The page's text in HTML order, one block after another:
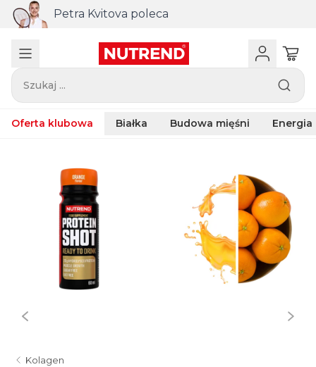
Petra Kvitova poleca
Szukaj ...
Oferta klubowa Białka Budowa mięśni Energia
Kolagen